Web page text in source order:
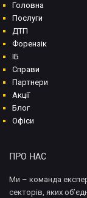
Головна
Послуги
ДТП
Форензік
ІБ
Справи
Партнери
Акції
Блог
Офіси
ПРО НАС
Ми – команда
секторів, яких